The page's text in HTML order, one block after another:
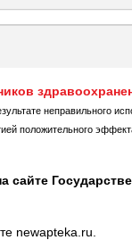
неправильного
положительного
сайте
newapteka.ru.